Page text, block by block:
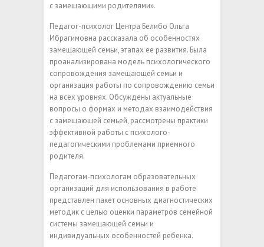
с замещающими родителями».
Педагог-психолог Центра Белибо Ольга
Ибрагимовна рассказала об особенностях
замещающей семьи, этапах ее развития. Была
проанализирована модель психологического
сопровождения замещающей семьи и
организация работы по сопровождению семьи
на всех уровнях. Обсуждены актуальные
вопросы о формах и методах взаимодействия
с замещающей семьей, рассмотрены практики
эффективной работы с психолого-
педагогическими проблемами приемного
родителя.
Педагогам-психологам образовательных
организаций для использования в работе
представлен пакет основных диагностических
методик с целью оценки параметров семейной
системы замещающей семьи и
индивидуальных особенностей ребенка.